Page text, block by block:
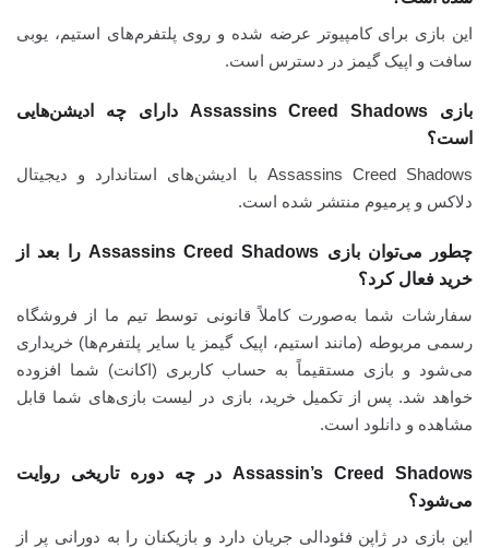
این بازی برای کامپیوتر عرضه شده و روی پلتفرم‌های استیم، یوبی
سافت و اپیک گیمز در دسترس است.
بازی Assassins Creed Shadows دارای چه ادیشن‌هایی
است؟
Assassins Creed Shadows با ادیشن‌های استاندارد و دیجیتال
دلاکس و پرمیوم منتشر شده است.
چطور می‌توان بازی Assassins Creed Shadows را بعد از
خرید فعال کرد؟
سفارشات شما به‌صورت کاملاً قانونی توسط تیم ما از فروشگاه
رسمی مربوطه (مانند استیم، اپیک گیمز یا سایر پلتفرم‌ها) خریداری
می‌شود و بازی مستقیماً به حساب کاربری (اکانت) شما افزوده
خواهد شد. پس از تکمیل خرید، بازی در لیست بازی‌های شما قابل
مشاهده و دانلود است.
Assassin’s Creed Shadows در چه دوره تاریخی روایت
می‌شود؟
این بازی در ژاپن فئودالی جریان دارد و بازیکنان را به دورانی پر از